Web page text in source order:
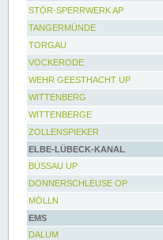
STÖR-SPERRWERK AP
TANGERMÜNDE
TORGAU
VOCKERODE
WEHR GEESTHACHT UP
WITTENBERG
WITTENBERGE
ZOLLENSPIEKER
ELBE-LÜBECK-KANAL
BÜSSAU UP
DONNERSCHLEUSE OP
MÖLLN
EMS
DALUM